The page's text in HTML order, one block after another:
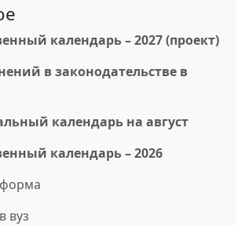
календарь – 2027 (проект)
в законодательстве в
календарь на август
календарь – 2026
вуз